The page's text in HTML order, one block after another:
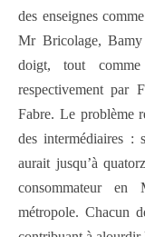
des enseignes
Mr Bricolage,
doigt, tout
respectivement par
Fabre. Le problème
des intermédiaires :
aurait jusqu’à
consommateur en
métropole. Chacun